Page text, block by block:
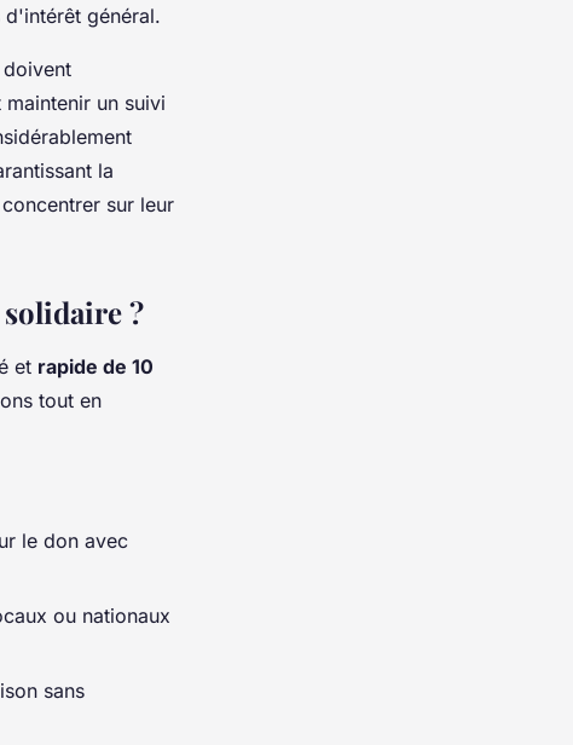
général.
un suivi
la
sur leur
?
et rapide de 10
tout en
le don avec
ou nationaux
sans